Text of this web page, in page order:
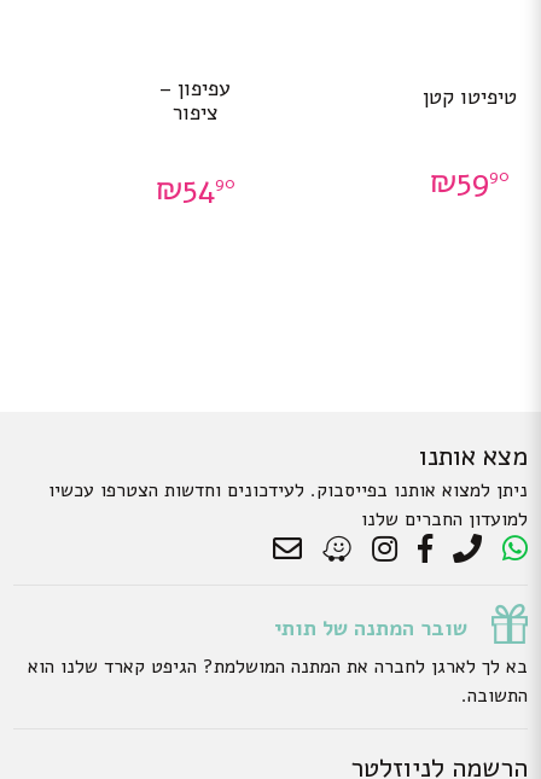
טיפיטו קטן
₪5990
עפיפון –
ציפור
₪5490
מצא אותנו
ניתן למצוא אותנו בפייסבוק. לעידכונים וחדשות הצטרפו עכשיו
למועדון החברים שלנו
שובר המתנה של תותי
בא לך לארגן לחברה את המתנה המושלמת? הגיפט קארד שלנו הוא
התשובה.
הרשמה לניוזלטר